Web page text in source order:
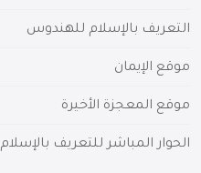
التعريف بالإسلام للهندوس
موقع الإيمان
موقع المعجزة الأخيرة
الحوار المباشر للتعريف بالإسلام